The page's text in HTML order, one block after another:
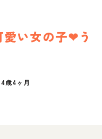
い女の子❤︎う
4歳4ヶ月